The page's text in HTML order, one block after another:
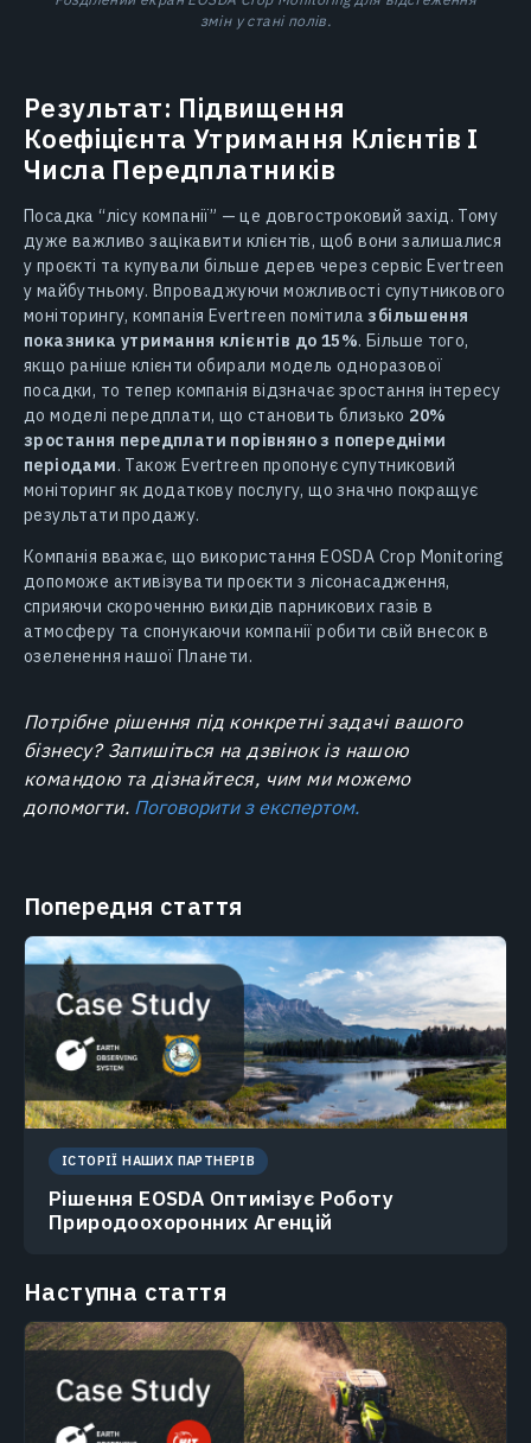
змін у стані полів.
Результат: Підвищення
Коефіцієнта Утримання Клієнтів І
Числа Передплатників
Посадка “лісу компанії” — це довгостроковий захід. Тому
дуже важливо зацікавити клієнтів, щоб вони залишалися
у проєкті та купували більше дерев через сервіс Evertreen
у майбутньому. Впроваджуючи можливості супутникового
моніторингу, компанія Evertreen помітилазбільшення
показника утримання клієнтів до 15%. Більше того,
якщо раніше клієнти обирали модель одноразової
посадки, то тепер компанія відзначає зростання інтересу
до моделі передплати, що становить близько 20%
зростання передплати порівняно з попередніми
періодами. Також Evertreen пропонує супутниковий
моніторинг як додаткову послугу, що значно покращує
результати продажу.
Компанія вважає, що використання EOSDA Crop Monitoring
допоможе активізувати проєкти з лісонасадження,
сприяючи скороченню викидів парникових газів в
атмосферу та спонукаючи компанії робити свій внесок в
озеленення нашої Планети.
Потрібне рішення під конкретні задачі вашого
бізнесу? Запишіться на дзвінок із нашою
командою та дізнайтеся, чим ми можемо
допомогти. Поговорити з експертом.
Попередня стаття
ІСТОРІЇ НАШИХ ПАРТНЕРІВ
Рішення EOSDA Оптимізує Роботу
Природоохоронних Агенцій
Наступна стаття